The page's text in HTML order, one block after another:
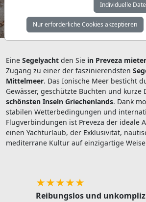
Suchen
Eine Segelyacht den Sie in Preveza
Zugang zu einer der faszinierendsten
Mittelmeer. Das Ionische Meer besticht
Gewässer, geschützte Buchten und kurze
schönsten Inseln Griechenlands. Dank
stabilen Wetterbedingungen und
Flugverbindungen ist Preveza der ideale
einen Yachturlaub, der Exklusivität,
mediterrane Kultur auf einzigartige
★★★★★
Reibungslos und
Individuelle
Nur erforderliche Cookies akzeptieren